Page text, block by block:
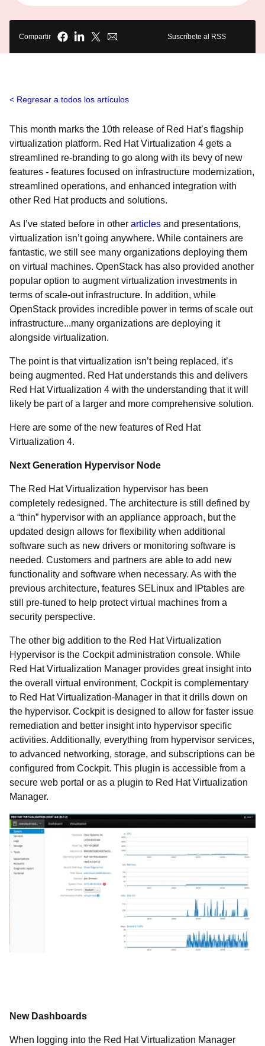
Compartir Suscríbete al RSS
Regresar a todos los artículos
This month marks the 10th release of Red Hat’s flagship
virtualization platform. Red Hat Virtualization 4 gets a
streamlined re-branding to go along with its bevy of new
features - features focused on infrastructure modernization,
streamlined operations, and enhanced integration with
other Red Hat products and solutions.
As I’ve stated before in other articles and presentations,
virtualization isn’t going anywhere. While containers are
fantastic, we still see many organizations deploying them
on virtual machines. OpenStack has also provided another
popular option to augment virtualization investments in
terms of scale-out infrastructure. In addition, while
OpenStack provides incredible power in terms of scale out
infrastructure...many organizations are deploying it
alongside virtualization.
The point is that virtualization isn’t being replaced, it’s
being augmented. Red Hat understands this and delivers
Red Hat Virtualization 4 with the understanding that it will
likely be part of a larger and more comprehensive solution.
Here are some of the new features of Red Hat
Virtualization 4.
Next Generation Hypervisor Node
The Red Hat Virtualization hypervisor has been
completely redesigned. The architecture is still defined by
a “thin” hypervisor with an appliance approach, but the
updated design allows for flexibility when additional
software such as new drivers or monitoring software is
needed. Customers and partners are able to add new
functionality and software when necessary. As with the
previous architecture, features SELinux and IPtables are
still pre-tuned to help protect virtual machines from a
security perspective.
The other big addition to the Red Hat Virtualization
Hypervisor is the Cockpit administration console. While
Red Hat Virtualization Manager provides great insight into
the overall virtual environment, Cockpit is complementary
to Red Hat Virtualization-Manager in that it drills down on
the hypervisor. Cockpit is designed to allow for faster issue
remediation and better insight into hypervisor specific
activities. Additionally, everything from hypervisor services,
to advanced networking, storage, and subscriptions can be
configured from Cockpit. This plugin is accessible from a
secure web portal or as a plugin to Red Hat Virtualization
Manager.
New Dashboards
When logging into the Red Hat Virtualization Manager